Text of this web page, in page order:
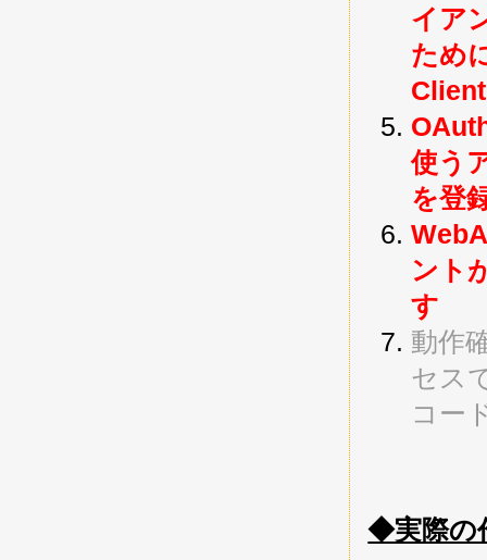
イア
ため
使う
を登
ント
す
動作
セス
コー
◆実際の